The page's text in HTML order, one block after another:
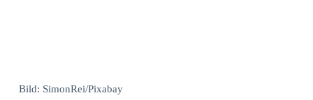
Bild: SimonRei/Pixabay